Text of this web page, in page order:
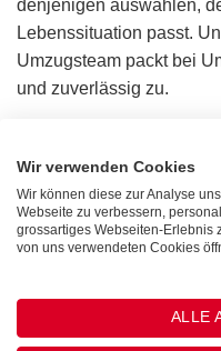
denjenigen auswählen,
Lebenssituation passt.
Umzugsteam packt bei
und zuverlässig zu.
Das
Als Zügelunternehmen
auch Umzüge für grosse
Wenn Familien oder
sicher verpackt,
müssen. Entscheiden
Wir verwenden Cookies
Wir können diese zur Analyse
Webseite zu verbessern,
grossartiges Webseiten-Erlebnis
von uns verwendeten Cookies
ALLE